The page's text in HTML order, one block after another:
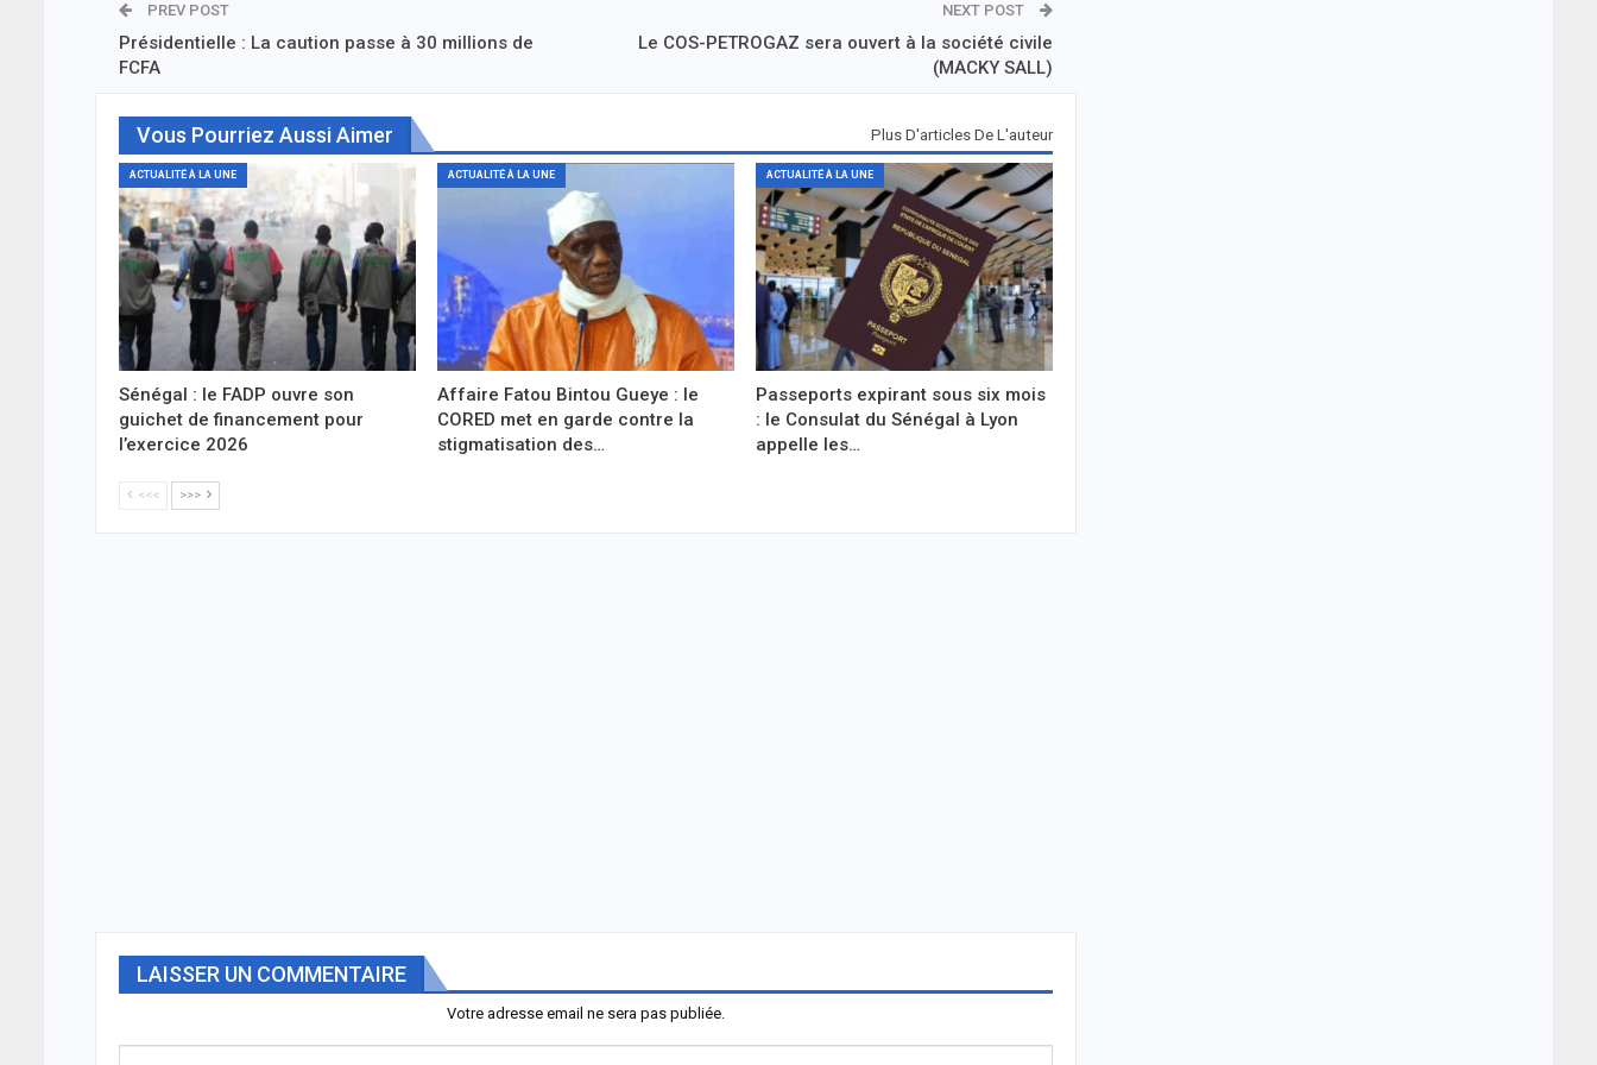
PREV POST
Présidentielle : La caution passe à 30 millions de
FCFA
NEXT POST
Le COS-PETROGAZ sera ouvert à la société civile
(MACKY SALL)
Vous Pourriez Aussi Aimer Plus D'articles De L'auteur
ACTUALITÉ À LA UNE
Sénégal : le FADP ouvre son
guichet de financement pour
l’exercice 2026
ACTUALITÉ À LA UNE
Affaire Fatou Bintou Gueye : le
CORED met en garde contre la
stigmatisation des…
ACTUALITÉ À LA UNE
Passeports expirant sous six mois
: le Consulat du Sénégal à Lyon
appelle les…
<<< >>>
LAISSER UN COMMENTAIRE
Votre adresse email ne sera pas publiée.